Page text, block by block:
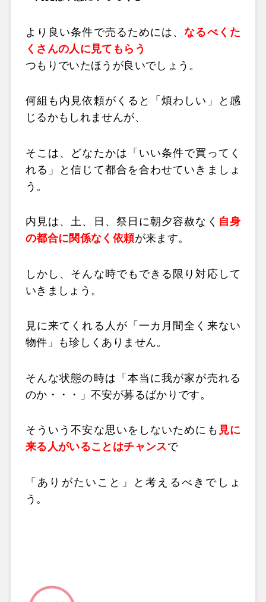
より良い条件で売るためには、なるべくた
くさんの人に見てもらう
つもりでいたほうが良いでしょう。
何組も内見依頼がくると「煩わしい」と感
じるかもしれませんが、
そこは、どなたかは「いい条件で買ってく
れる」
と信じて都合を合わせていきましょ
う。
内見は、土、日、祭日に朝夕容赦なく 自身
の都合に関係なく依頼が来ます。
しかし、そんな時でもできる限り対応して
いきましょう。
見に来てくれる人が「一カ月間全く来ない
物件」も珍しくありません。
そんな状態の時は「本当に我が家が売れる
のか・・・」不安が募るばかりです。
そういう不安な思いをしないためにも 見に
来る人がいることはチャンスで
「ありがたいこと」と考えるべきでしょ
う。